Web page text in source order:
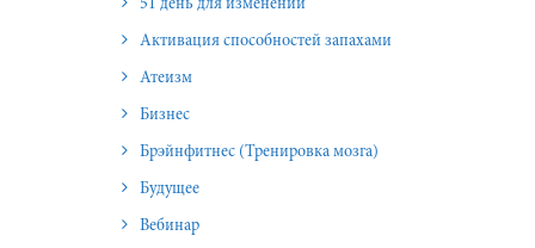
51 день для изменений
Активация способностей запахами
Атеизм
Бизнес
Брэйнфитнес (Тренировка мозга)
Будущее
Вебинар